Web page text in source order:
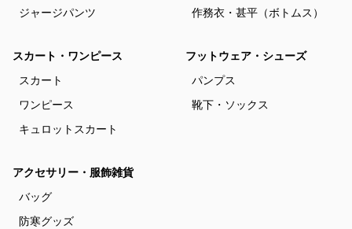
ジャージパンツ
作務衣・甚平（ボトムス）
スカート・ワンピース
スカート
ワンピース
キュロットスカート
フットウェア・シューズ
パンプス
靴下・ソックス
アクセサリー・服飾雑貨
バッグ
防寒グッズ